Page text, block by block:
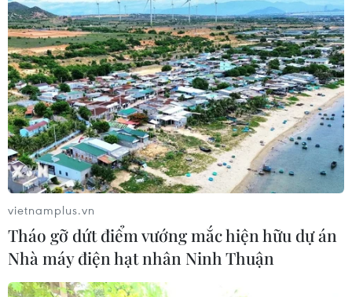
vietnamplus.vn
Tháo gỡ dứt điểm vướng mắc hiện hữu dự án
Nhà máy điện hạt nhân Ninh Thuận